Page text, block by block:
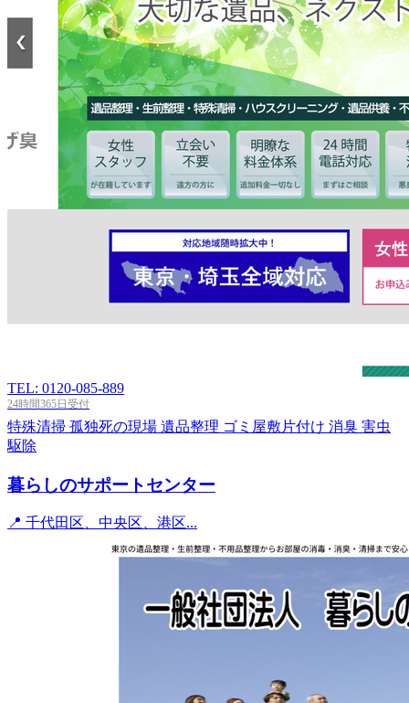
TEL: 0120-085-889
24時間365日受付
特殊清掃 孤独死の現場 遺品整理 ゴミ屋敷片付け 消臭 害虫
駆除
暮らしのサポートセンター
📍 千代田区、中央区、港区...